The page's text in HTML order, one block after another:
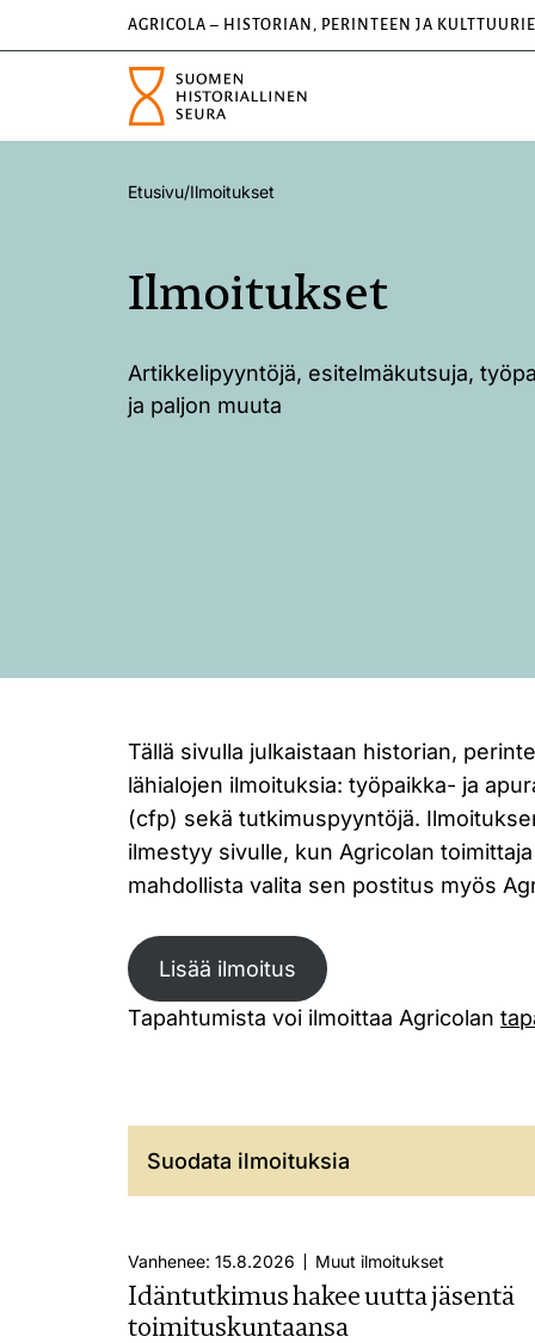
AGRICOLA – HISTORIAN, PERINTEEN JA
Etusivu/Ilmoitukset
Ilmoitukset
Artikkelipyyntöjä, esitelmäkutsuja,
ja paljon muuta
Tällä sivulla julkaistaan historian,
lähialojen ilmoituksia: työpaikka- ja
(cfp) sekä tutkimuspyyntöjä.
ilmestyy sivulle, kun Agricolan
mahdollista valita sen postitus myös
Lisää ilmoitus
Tapahtumista voi ilmoittaa Agricolan
Suodata ilmoituksia
Vanhenee: 15.8.2026 Muut ilmoitukset
Idäntutkimus hakee uutta jäsentä
toimituskuntaansa